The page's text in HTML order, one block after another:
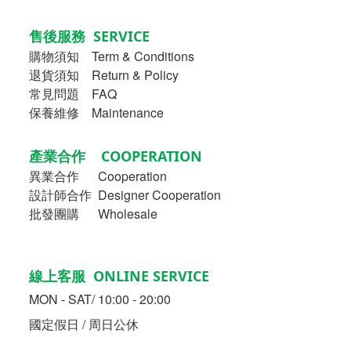
售後服務 SERVICE
購物須知
Term & Conditions
退貨須知 Return & Policy
常見問題 FAQ
保養維修 Maintenance
產業合作 COOPERATION
異業合作
Cooperation
設計師合作 Designer Cooperation
批發團購 Wholesale
線上客服 ONLINE SERVICE
MON - SAT/ 10:00 - 20:00
國定假日 / 周日公休